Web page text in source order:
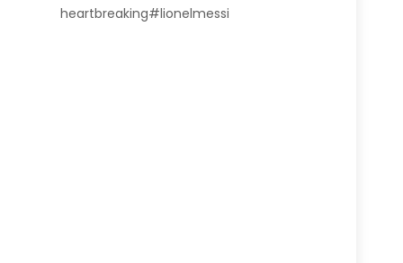
heartbreaking#lionelmessi